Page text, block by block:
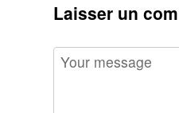
Laisser un